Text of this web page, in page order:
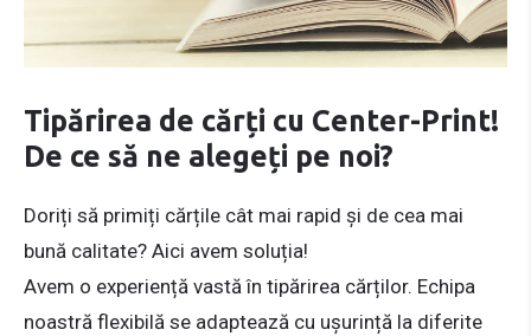
Tipărirea de cărți cu Center-Print!
De ce să ne alegeți pe noi?
Doriți să primiți cărțile cât mai rapid și de cea mai
bună calitate? Aici avem soluția!
Avem o experiență vastă în tipărirea cărților. Echipa
noastră flexibilă se adaptează cu ușurință la diferite